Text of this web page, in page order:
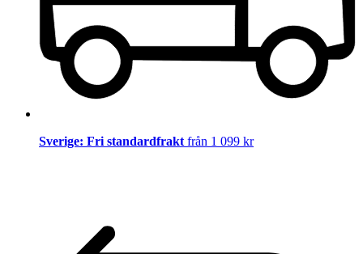
Sverige: Fri standardfrakt från 1 099 kr